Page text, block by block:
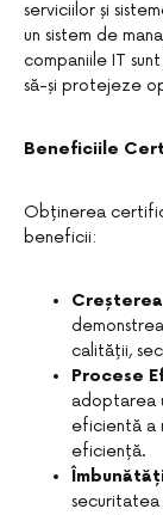
serviciilor și
un sistem de
companiile IT
să-și protejeze
Beneficiile
Obținerea
beneficii:
calității,
Procese
adoptarea
eficientă a
eficiență.